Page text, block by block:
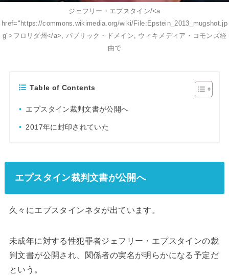
ジェフリー・エプスタイン/<a
href="https://commons.wikimedia.org/wiki/File:Epstein_2013_mugshot.jp
g">フロリダ州</a>, パブリック・ドメイン, ウィキメディア・コモンズ経
由で
Table of Contents
エプスタイン裁判文書が公開へ
2017年に封印されていた
エプスタイン裁判文書が公開へ
久々にエプスタインネタが出ています。
未成年に対する性犯罪者ジェフリー・エプスタインの裁
判文書が公開され、関係者の実名が明らかになる予定だ
という。